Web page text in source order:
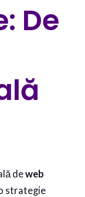
De
deweb
strategie